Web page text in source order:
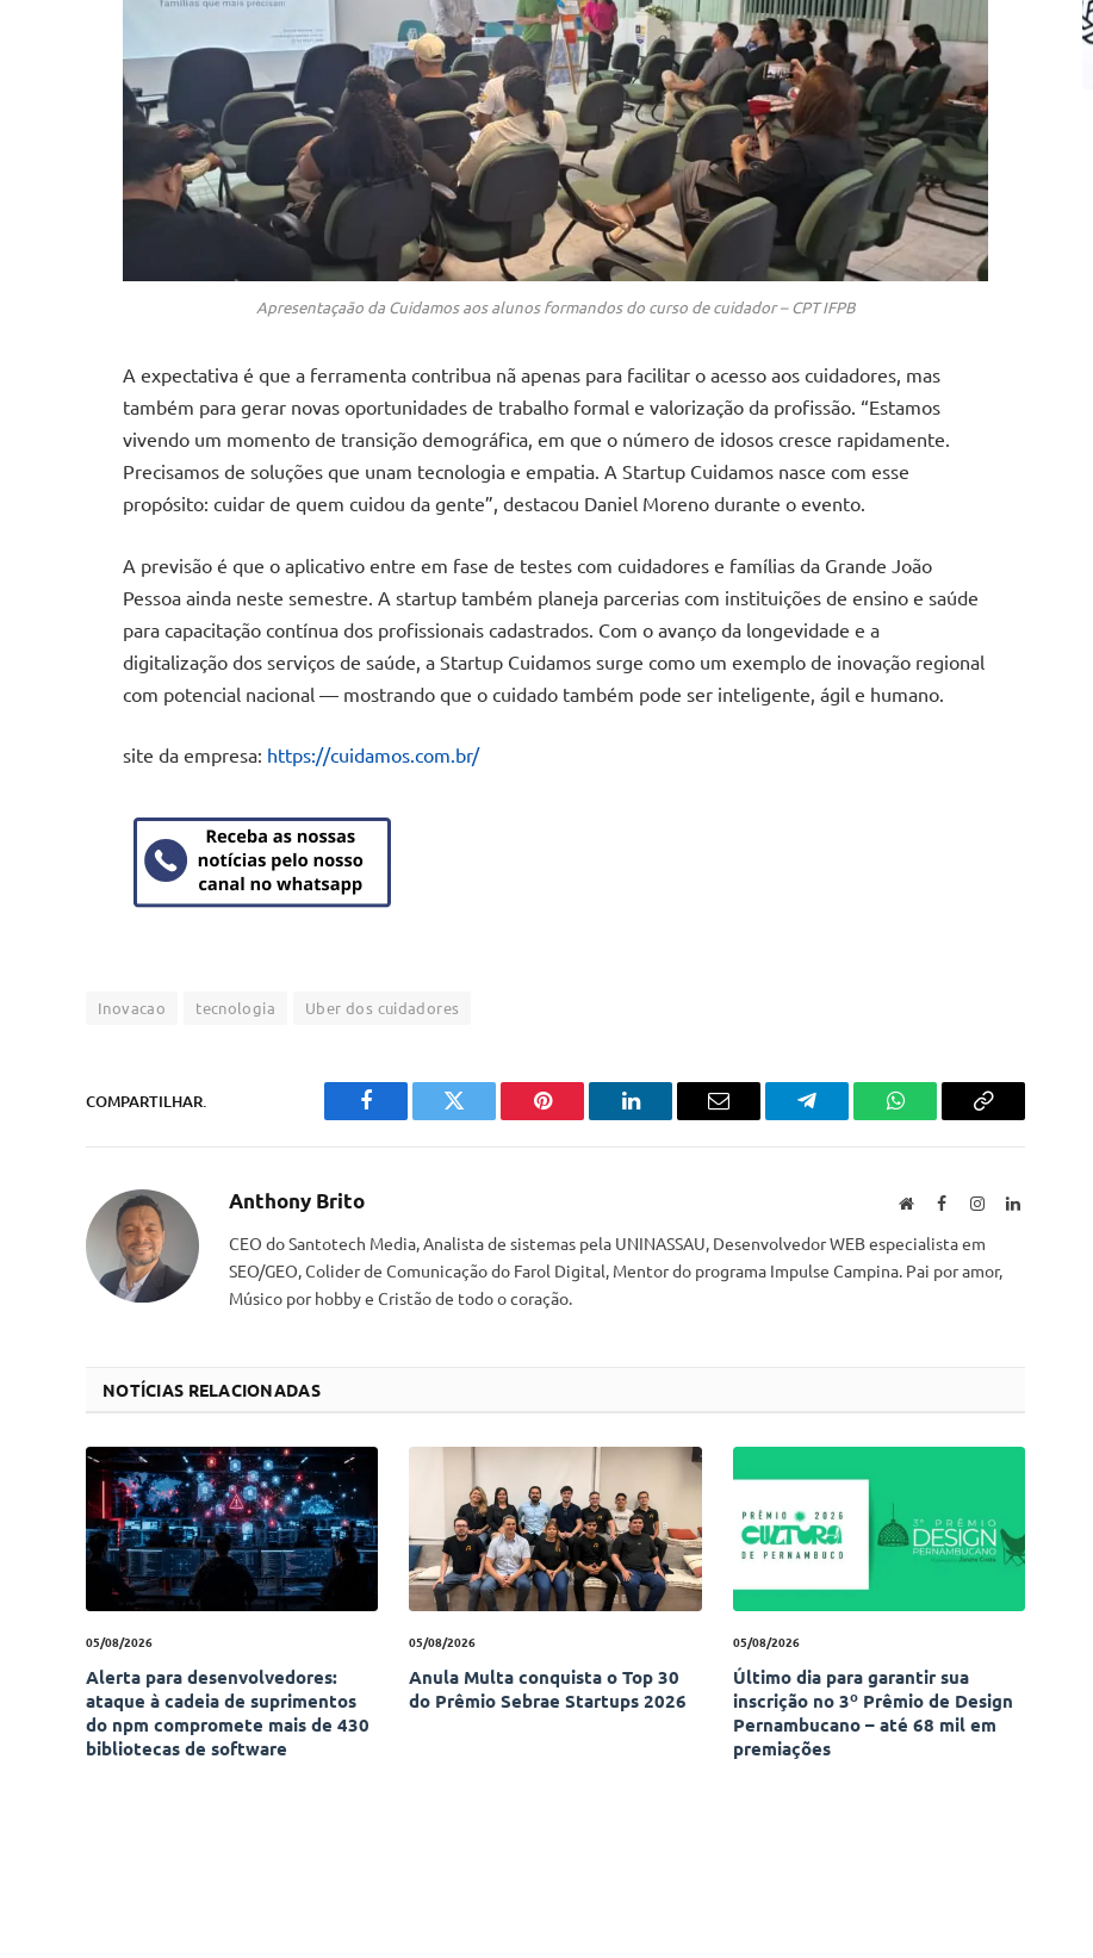
Apresentaçaão da Cuidamos aos alunos formandos do curso de cuidador – CPT IFPB
A expectativa é que a ferramenta contribua nã apenas para facilitar o acesso aos cuidadores, mas
também para gerar novas oportunidades de trabalho formal e valorização da profissão. “Estamos
vivendo um momento de transição demográfica, em que o número de idosos cresce rapidamente.
Precisamos de soluções que unam tecnologia e empatia. A Startup Cuidamos nasce com esse
propósito: cuidar de quem cuidou da gente”, destacou Daniel Moreno durante o evento.
A previsão é que o aplicativo entre em fase de testes com cuidadores e famílias da Grande João
Pessoa ainda neste semestre. A startup também planeja parcerias com instituições de ensino e saúde
para capacitação contínua dos profissionais cadastrados. Com o avanço da longevidade e a
digitalização dos serviços de saúde, a Startup Cuidamos surge como um exemplo de inovação regional
com potencial nacional — mostrando que o cuidado também pode ser inteligente, ágil e humano.
site da empresa: https://cuidamos.com.br/
Inovacao tecnologia Uber dos cuidadores
COMPARTILHAR.
Facebook Twitter Pinterest LinkedIn Email Telegram WhatsAppCopiar
Anthony Brito WebsiteFacebookInstagramLinkedIn
CEO do Santotech Media, Analista de sistemas pela UNINASSAU, Desenvolvedor WEB especialista em
SEO/GEO, Colider de Comunicação do Farol Digital, Mentor do programa Impulse Campina. Pai por amor,
Músico por hobby e Cristão de todo o coração.
NOTÍCIAS RELACIONADAS
05/08/2026
Alerta para desenvolvedores:
ataque à cadeia de suprimentos
do npm compromete mais de 430
bibliotecas de software
05/08/2026
Anula Multa conquista o Top 30
do Prêmio Sebrae Startups 2026
05/08/2026
Último dia para garantir sua
inscrição no 3º Prêmio de Design
Pernambucano – até 68 mil em
premiações